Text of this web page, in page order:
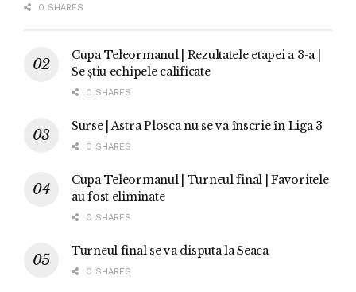
0 SHARES
Cupa Teleormanul | Rezultatele etapei a 3-a |
Se știu echipele calificate
0 SHARES
Surse | Astra Plosca nu se va înscrie în Liga 3
0 SHARES
Cupa Teleormanul | Turneul final | Favoritele
au fost eliminate
0 SHARES
Turneul final se va disputa la Seaca
0 SHARES